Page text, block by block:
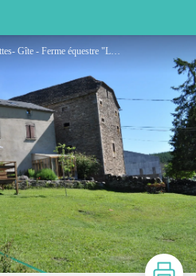
La Ferme des 2 Chouettes- Gîte - Ferme équestre "Les 2 chouettes"
Imprimer